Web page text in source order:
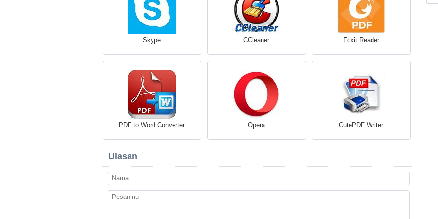
Skype CCleaner Foxit Reader
PDF to Word Converter Opera CutePDF Writer
Ulasan